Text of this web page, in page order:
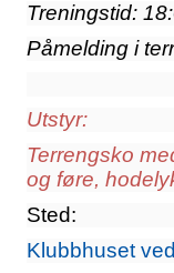
Treningstid:
Påmelding i
Utstyr:
Terrengsko
og føre,
Sted:
Klubbhuset